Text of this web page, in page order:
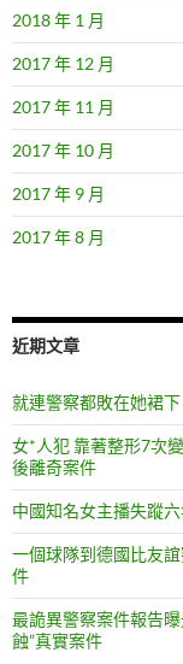
2018 年 1 月
2017 年 12 月
2017 年 11 月
2017 年 10 月
2017 年 9 月
2017 年 8 月
近期文章
就連警察都敗在她裙
女*人犯 靠著整形7次
後離奇案件
中國知名女主播失蹤
一個球隊到德國比友
件
最詭異警察案件報告
蝕”真實案件